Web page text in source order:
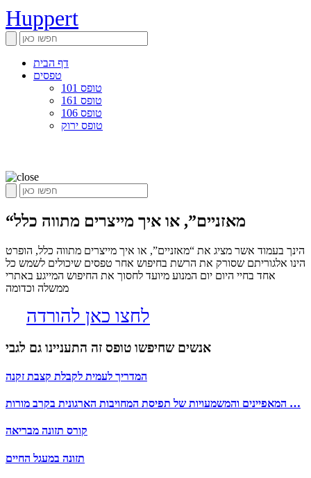
Huppert
דף הבית
טפסים
טופס 101
טופס 161
טופס 106
טופס ירוק
“מאזניים”, או איך מייצרים מתווה כלל
הינך בעמוד אשר מציג את “מאזניים”, או איך מייצרים מתווה כלל, הופרט
הינו אלגוריתם שסורק את הרשת בחיפוש אחר טפסים שיכולים לשמש כל
אחד בחיי היום יום המנוע מיועד לחסוך את החיפוש המייגע באתרי
ממשלה וכדומה
לחצו כאן להורדה
אנשים שחיפשו טופס זה התעניינו גם לגבי
המדריך לעמית לקבלת קצבת זקנה
המאפיינים והמשמעויות של תפיסת המחויבות הארגונית בקרב מורות …
קורס תזונה מבריאה
תזונה במעגל החיים